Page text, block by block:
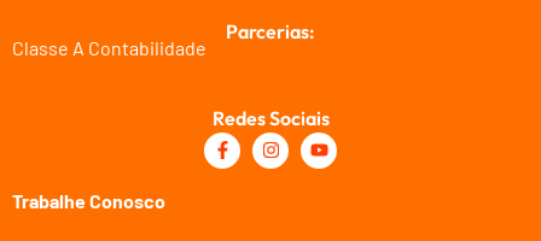
Parcerias:
Classe A Contabilidade
Redes Sociais
Trabalhe Conosco